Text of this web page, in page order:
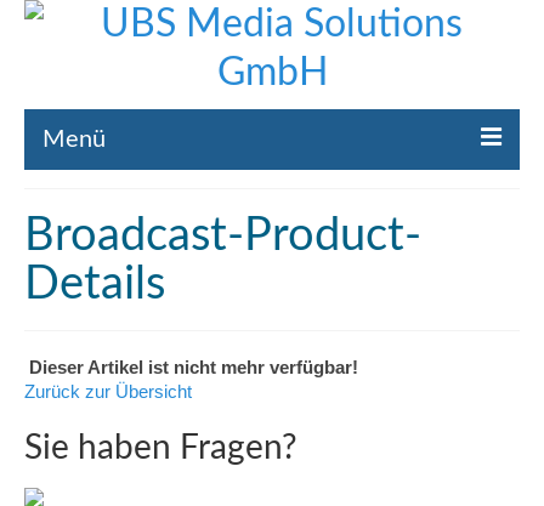
Menü
Liste gebrauchte Broadcast-Technik
Kontakt
Broadcast-Product-
Details
Dieser Artikel ist nicht mehr verfügbar!
Zurück zur Übersicht
Sie haben Fragen?